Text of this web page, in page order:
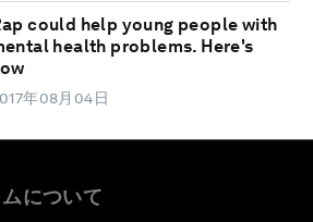
could help young people with
health problems. Here's
年08月04日
について